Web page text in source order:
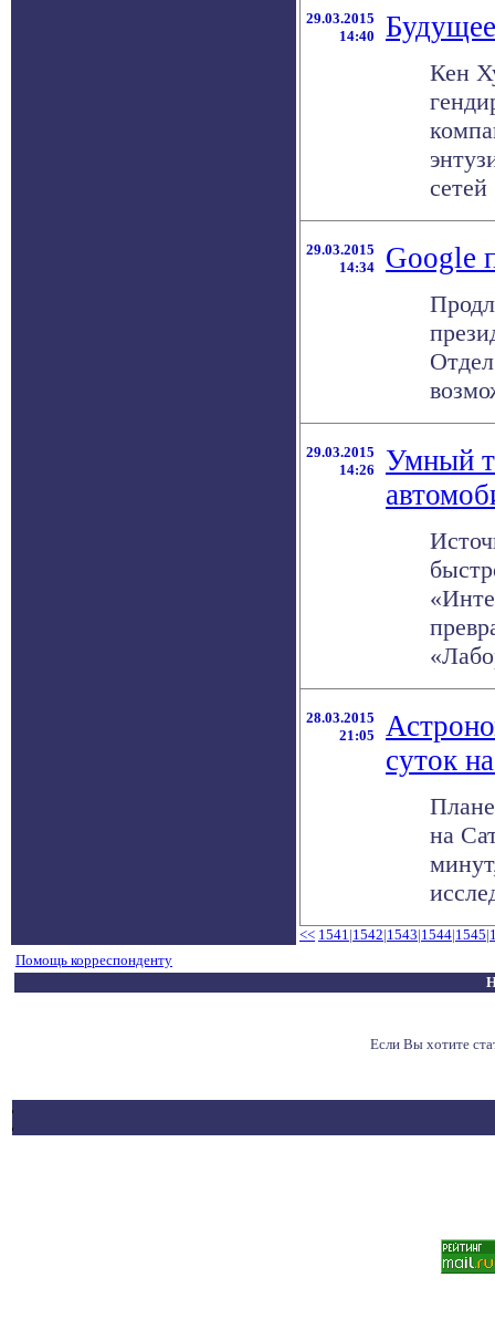
29.03.2015
14:40
Кен
29.03.2015
14:34
Google
29.03.2015
14:26
Умный
28.03.2015
21:05
суток
на
<< 1541|1542|1543|1544|1545|
Помощь корреспонденту
Если Вы хотите